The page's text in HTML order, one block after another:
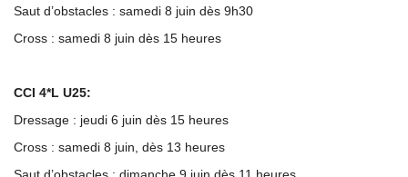
Saut d’obstacles : samedi 8 juin dès 9h30
Cross : samedi 8 juin dès 15 heures
CCI 4*L U25:
Dressage : jeudi 6 juin dès 15 heures
Cross : samedi 8 juin, dès 13 heures